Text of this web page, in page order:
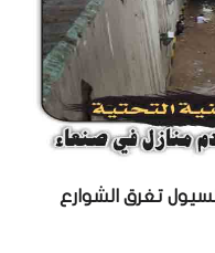
تغرق الشوارع